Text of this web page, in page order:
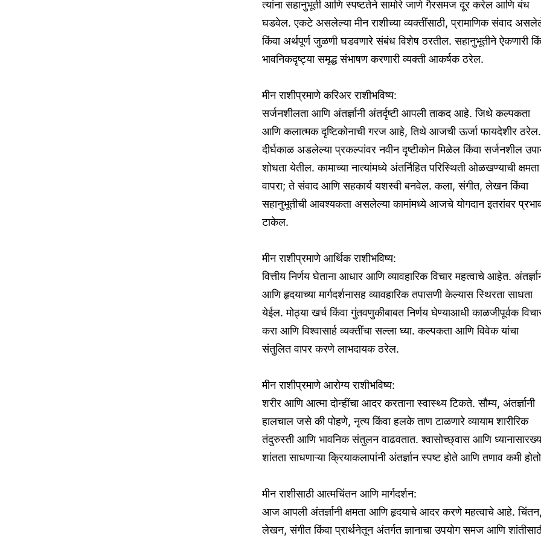
त्यांना सहानुभूती आणि स्पष्टतेने सामोरे जाणे गैरसमज दूर करेल आणि बंध
घडवेल. एकटे असलेल्या मीन राशीच्या व्यक्तींसाठी, प्रामाणिक संवाद
किंवा अर्थपूर्ण जुळणी घडवणारे संबंध विशेष ठरतील. सहानुभूतीने ऐकणारी
भावनिकदृष्ट्या समृद्ध संभाषण करणारी व्यक्ती आकर्षक ठरेल.
मीन राशीप्रमाणे करिअर राशीभविष्य:
सर्जनशीलता आणि अंतर्ज्ञानी अंतर्दृष्टी आपली ताकद आहे. जिथे कल्पकता
आणि कलात्मक दृष्टिकोनाची गरज आहे, तिथे आजची ऊर्जा फायदेशीर ठरेल.
दीर्घकाळ अडलेल्या प्रकल्पांवर नवीन दृष्टीकोन मिळेल किंवा सर्जनशील
शोधता येतील. कामाच्या नात्यांमध्ये अंतर्निहित परिस्थिती ओळखण्याची क्षमता
वापरा; ते संवाद आणि सहकार्य यशस्वी बनवेल. कला, संगीत, लेखन किंवा
सहानुभूतीची आवश्यकता असलेल्या कामांमध्ये आजचे योगदान इतरांवर
टाकेल.
मीन राशीप्रमाणे आर्थिक राशीभविष्य:
वित्तीय निर्णय घेताना आधार आणि व्यावहारिक विचार महत्वाचे आहेत.
आणि हृदयाच्या मार्गदर्शनासह व्यावहारिक तपासणी केल्यास स्थिरता साधता
येईल. मोठ्या खर्च किंवा गुंतवणुकीबाबत निर्णय घेण्याआधी काळजीपूर्वक
करा आणि विश्वासार्ह व्यक्तींचा सल्ला घ्या. कल्पकता आणि विवेक यांचा
संतुलित वापर करणे लाभदायक ठरेल.
मीन राशीप्रमाणे आरोग्य राशीभविष्य:
शरीर आणि आत्मा दोन्हींचा आदर करताना स्वास्थ्य टिकते. सौम्य, अंतर्ज्ञानी
हालचाल जसे की पोहणे, नृत्य किंवा हलके ताण टाळणारे व्यायाम शारीरिक
तंदुरुस्ती आणि भावनिक संतुलन वाढवतात. श्वासोच्छ्वास आणि
शांतता साधणाऱ्या क्रियाकलापांनी अंतर्ज्ञान स्पष्ट होते आणि तणाव कमी
मीन राशीसाठी आत्मचिंतन आणि मार्गदर्शन:
आज आपली अंतर्ज्ञानी क्षमता आणि हृदयाचे आदर करणे महत्वाचे आहे. चिंतन,
लेखन, संगीत किंवा प्रार्थनेतून अंतर्गत ज्ञानाचा उपयोग समज आणि